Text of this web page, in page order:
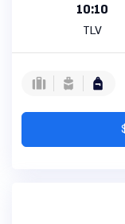
10:10
TLV